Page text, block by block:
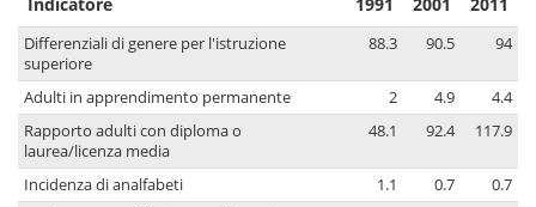
Differenziali di genere per l'istruzione
superiore
88.3 90.5 94
Adulti in apprendimento permanente 2 4.9
4.4
Rapporto adulti con diploma o
laurea/licenza media
48.1 92.4 117.9
Incidenza di analfabeti 1.1 0.7
0.7